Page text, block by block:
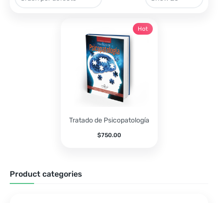
Tratado de Psicopatología
$750.00
Hot
Product categories